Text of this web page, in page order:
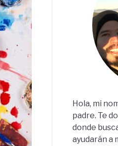
Hola, mi
padre. Te
donde
ayudarán a